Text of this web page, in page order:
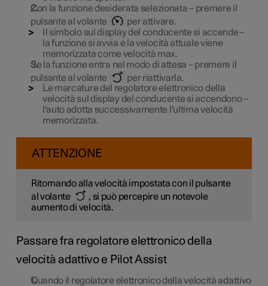
Con la funzione desiderata selezionata – premere il
pulsante al volante
per attivare.
Il simbolo sul display del conducente si accende –
la funzione si avvia e la velocità attuale viene
memorizzata come velocità max.
Se la funzione entra nel modo di attesa – premere il
pulsante al volante
per riattivarla.
Le marcature del regolatore elettronico della
velocità sul display del conducente si accendono –
l'auto adotta successivamente l'ultima velocità
memorizzata.
ATTENZIONE
Ritornando alla velocità impostata con il pulsante
al volante
, si può percepire un notevole
aumento di velocità.
Passare fra regolatore elettronico della
velocità adattivo e Pilot Assist
Quando il regolatore elettronico della velocità adattivo